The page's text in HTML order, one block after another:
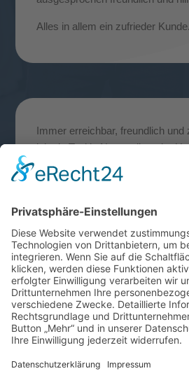
Alles in allem ein zufrieder Kunde.
Immer erreichbar, freundlich und
ich ein Taxi in Neustrelitz oder
dann nur Taxi Hank

Augustastraße 33,
17235 Neustrelitz
Email:
info@taximst.de